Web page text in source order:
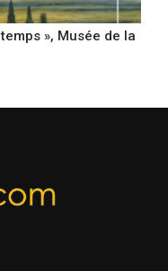
», Musée de la